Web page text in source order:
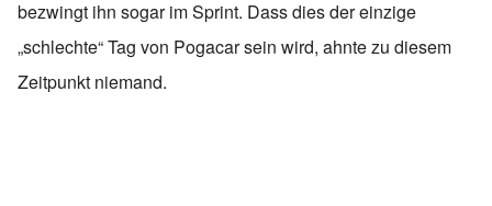
bezwingt ihn sogar im Sprint. Dass dies der einzige
„schlechte“ Tag von Pogacar sein wird, ahnte zu diesem
Zeitpunkt niemand.